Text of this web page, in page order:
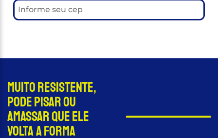
Muito resistente,
pode pisar ou
amassar que ele
volta a forma